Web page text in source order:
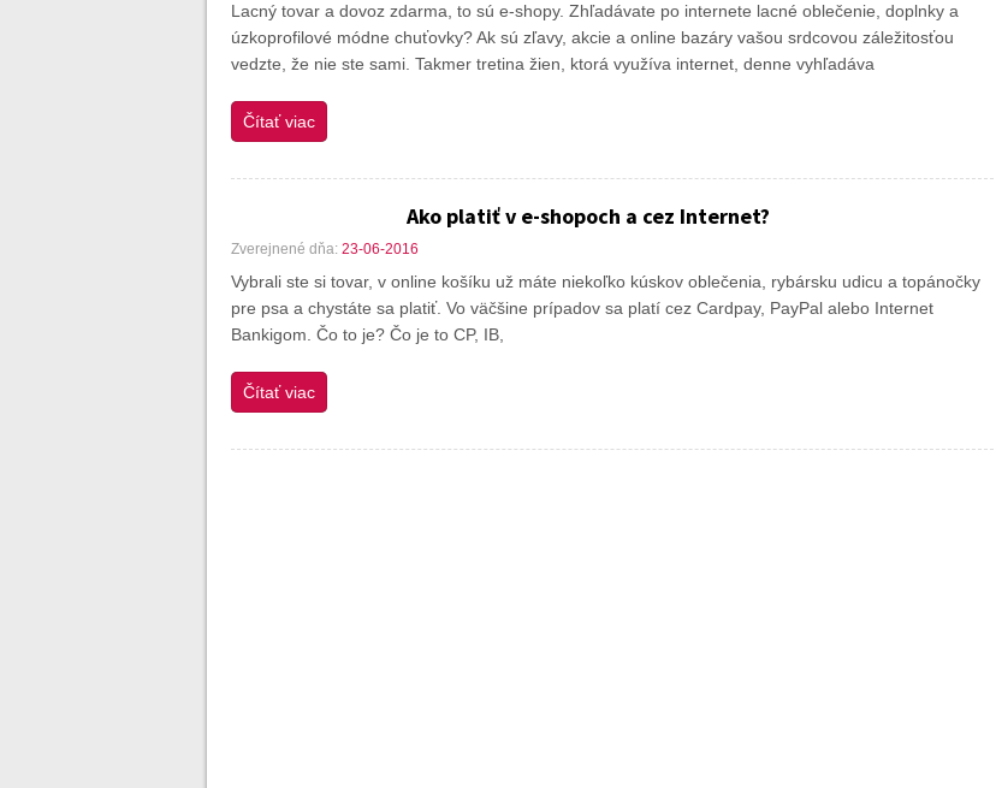
Lacný tovar a dovoz zdarma, to sú e-shopy. Zhľadávate po internete lacné oblečenie, doplnky a
úzkoprofilové módne chuťovky? Ak sú zľavy, akcie a online bazáry vašou srdcovou záležitosťou
vedzte, že nie ste sami. Takmer tretina žien, ktorá využíva internet, denne vyhľadáva
Čítať viac
Ako platiť v e-shopoch a cez Internet?
Zverejnené dňa: 23-06-2016
Vybrali ste si tovar, v online košíku už máte niekoľko kúskov oblečenia, rybársku udicu a topánočky
pre psa a chystáte sa platiť. Vo väčšine prípadov sa platí cez Cardpay, PayPal alebo Internet
Bankigom. Čo to je? Čo je to CP, IB,
Čítať viac